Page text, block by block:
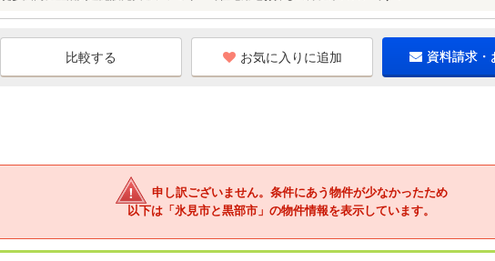
お気に入りに追加 資料請求・
申し訳ございません。条件にあう物件が少なかったため
以下は「氷見市と黒部市」の物件情報を表示しています。